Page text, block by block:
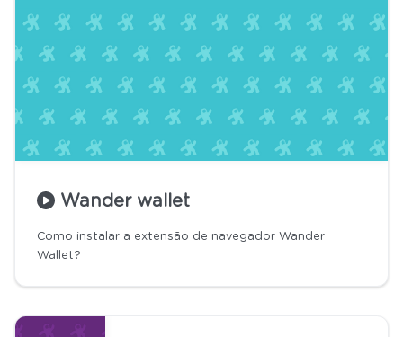
Wander wallet
Como instalar a extensão de navegador Wander
Wallet?